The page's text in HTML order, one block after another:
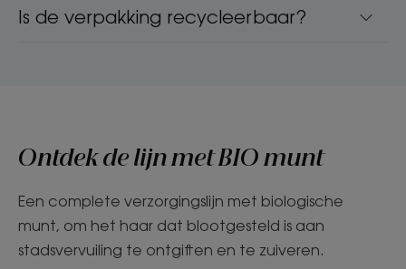
Is de verpakking recycleerbaar?
Ontdek de lijn met BIO munt
Een complete verzorgingslijn met biologische
munt, om het haar dat blootgesteld is aan
stadsvervuiling te ontgiften en te zuiveren.